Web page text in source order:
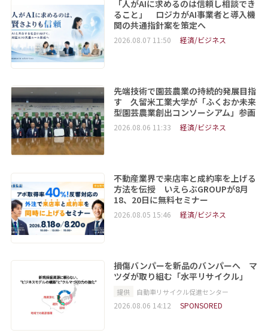
「人がAIに求めるのは信頼し相談でき
ること」 ロジカがAI事業者と導入機
関の共通指針案を策定へ
2026.08.07 11:50 経済/ビジネス
先端技術で園芸農業の持続的発展目指
す 久留米工業大学が「ふくおか未来
型園芸農業創出コンソーシアム」参画
2026.08.06 11:33 経済/ビジネス
不動産業界で来店率と成約率を上げる
方法を伝授 いえらぶGROUPが8月
18、20日に無料セミナー
2026.08.05 15:46 経済/ビジネス
損傷バンパーを新品のバンパーへ マ
ツダが取り組む「水平リサイクル」
提供 自動車リサイクル促進センター
2026.08.06 14:12 SPONSORED